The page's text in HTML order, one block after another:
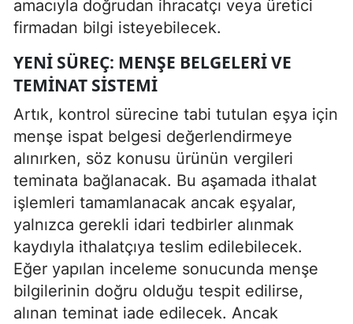
amacıyla doğrudan ihracatçı veya üretici
firmadan bilgi isteyebilecek.
YENI SÜREÇ: MENŞE BELGELERI VE
TEMINAT SISTEMI
Artık, kontrol sürecine tabi tutulan eşya için
menşe ispat belgesi değerlendirmeye
alınırken, söz konusu ürünün vergileri
teminata bağlanacak. Bu aşamada ithalat
işlemleri tamamlanacak ancak eşyalar,
yalnızca gerekli idari tedbirler alınmak
kaydıyla ithalatçıya teslim edilebilecek.
Eğer yapılan inceleme sonucunda menşe
bilgilerinin doğru olduğu tespit edilirse,
alınan teminat iade edilecek. Ancak